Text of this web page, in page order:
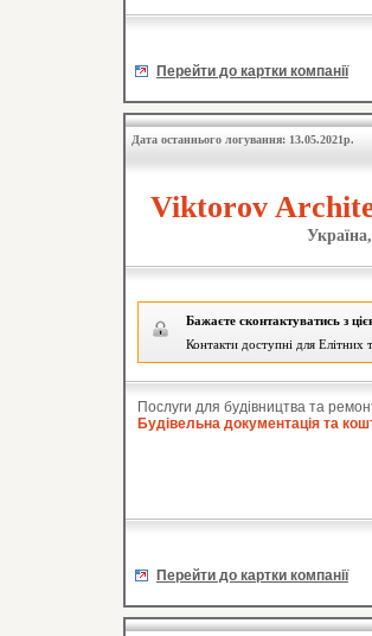
Перейти до картки компанії
Дата останнього логування: 13.05.2021р.
Viktorov
Бажаєте сконтактуватись з
Контакти доступні для Елітних
Послуги для будівництва та
Будівельна документація та
Перейти до картки компанії